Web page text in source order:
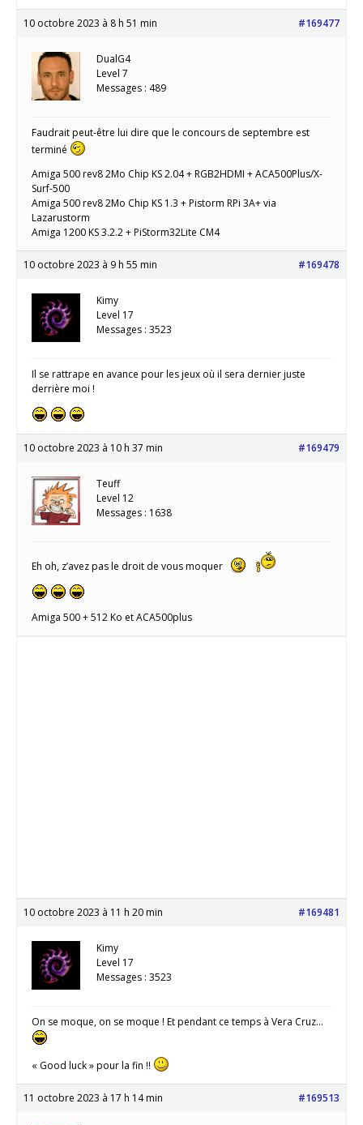
10 octobre 2023 à 8 h 51 min #169477
DualG4
Level 7
Messages : 489
Faudrait peut-être lui dire que le concours de septembre est
terminé
Amiga 500 rev8 2Mo Chip KS 2.04 + RGB2HDMI + ACA500Plus/X-
Surf-500
Amiga 500 rev8 2Mo Chip KS 1.3 + Pistorm RPi 3A+ via
Lazarustorm
Amiga 1200 KS 3.2.2 + PiStorm32Lite CM4
10 octobre 2023 à 9 h 55 min #169478
Kimy
Level 17
Messages : 3523
Il se rattrape en avance pour les jeux où il sera dernier juste
derrière moi !
10 octobre 2023 à 10 h 37 min #169479
Teuff
Level 12
Messages : 1638
Eh oh, z’avez pas le droit de vous moquer
Amiga 500 + 512 Ko et ACA500plus
10 octobre 2023 à 11 h 20 min #169481
Kimy
Level 17
Messages : 3523
On se moque, on se moque ! Et pendant ce temps à Vera Cruz…
« Good luck » pour la fin !!
11 octobre 2023 à 17 h 14 min #169513